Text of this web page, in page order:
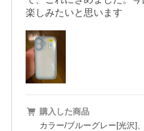
購入した商品
カラー/ブルーグレー[光沢]